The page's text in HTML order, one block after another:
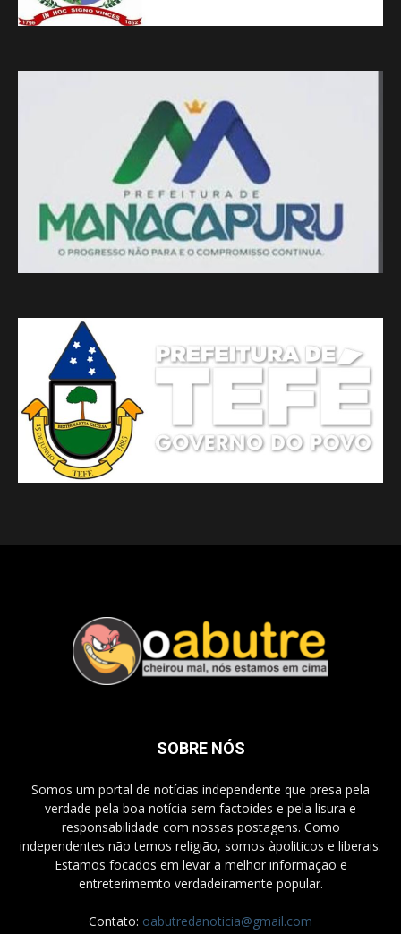
SOBRE NÓS
Somos um portal de notícias independente que presa pela
verdade pela boa notícia sem factoides e pela lisura e
responsabilidade com nossas postagens. Como
independentes não temos religião, somos àpoliticos e liberais.
Estamos focados em levar a melhor informação e
entreterimemto verdadeiramente popular.
Contato: oabutredanoticia@gmail.com